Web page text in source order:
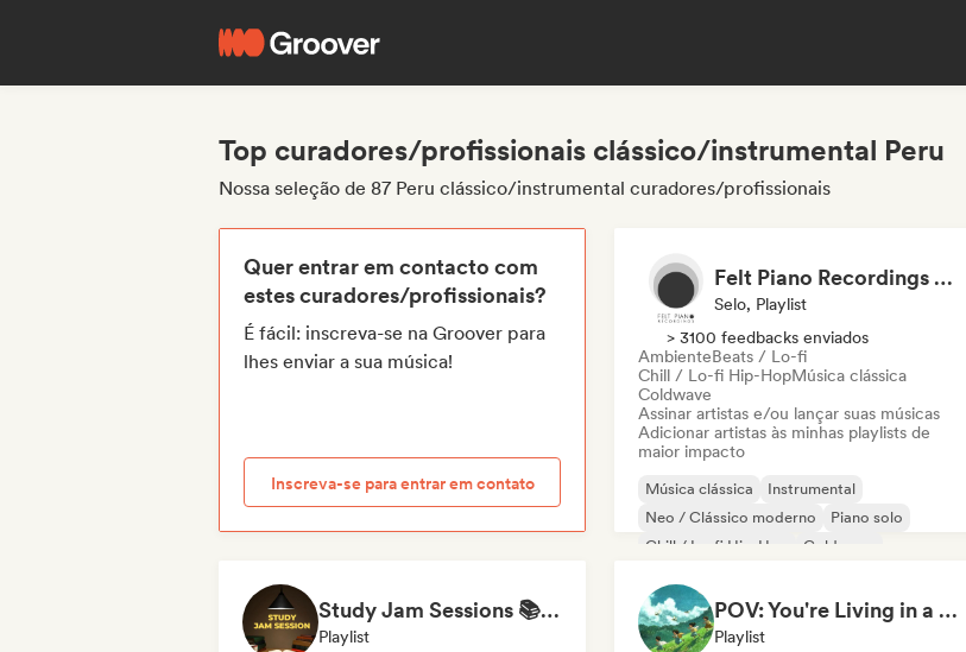
Top curadores/profissionais clássico/instrumental Peru
Nossa seleção de 87 Peru clássico/instrumental curadores/profissionais
Quer entrar em contacto com
estes curadores/profissionais?
É fácil: inscreva-se na Groover para
lhes enviar a sua música!
Inscreva-se para entrar em contato
Felt Piano Recordings (label, playlists)
Selo, Playlist
> 3100 feedbacks enviados
AmbienteBeats / Lo-fi
Chill / Lo-fi Hip-HopMúsica clássica
Coldwave
Assinar artistas e/ou lançar suas músicas
Adicionar artistas às minhas playlists de
maior impacto
Música clássica
Instrumental
Neo / Clássico moderno
Piano solo
Chill / Lo-fi Hip-Hop
Coldwave
Study Jam Sessions 📚 Indie Folk, Dream Pop & Singer-Songwriter
Playlist
POV: You're Living in a Studio Ghibli Movie 🌱 Neo-Classical Piano & Dream Pop
Playlist